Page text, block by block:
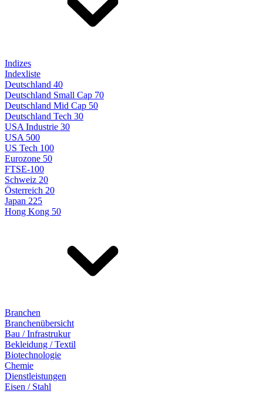
Indizes
Indexliste
Deutschland 40
Deutschland Small Cap 70
Deutschland Mid Cap 50
Deutschland Tech 30
USA Industrie 30
USA 500
US Tech 100
Eurozone 50
FTSE-100
Schweiz 20
Österreich 20
Japan 225
Hong Kong 50
Branchen
Branchenübersicht
Bau / Infrastrukur
Bekleidung / Textil
Biotechnologie
Chemie
Dienstleistungen
Eisen / Stahl